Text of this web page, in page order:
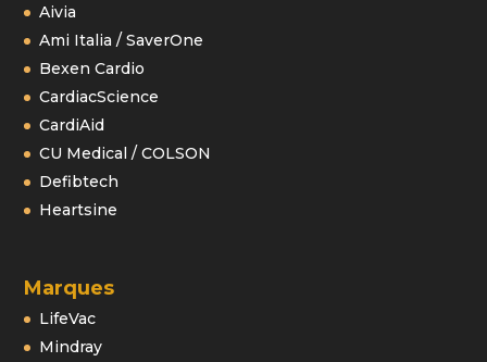
Aivia
Ami Italia / SaverOne
Bexen Cardio
CardiacScience
CardiAid
CU Medical / COLSON
Defibtech
Heartsine
Marques
LifeVac
Mindray